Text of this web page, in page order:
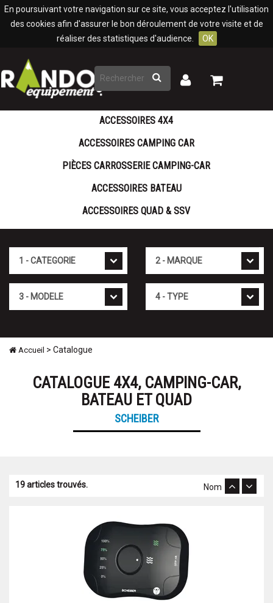
En poursuivant votre navigation sur ce site, vous acceptez l'utilisation
des cookies afin d'assurer le bon déroulement de votre visite et de
réaliser des statistiques d'audience.
OK
Rechercher
Mon
Mon
ACCESSOIRES 4X4
ACCESSOIRES CAMPING CAR
PIÈCES CARROSSERIE CAMPING-CAR
ACCESSOIRES BATEAU
ACCESSOIRES QUAD & SSV
Accueil > Catalogue
CATALOGUE 4X4, CAMPING-CAR,
BATEAU ET QUAD
SCHEIBER
19 articles trouvés. Nom
Panneau de gestion des cookies